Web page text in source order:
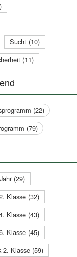
Sucht (10)
(11)
(22)
(79)
(29)
Klasse (32)
Klasse (43)
Klasse (45)
2. Klasse (59)